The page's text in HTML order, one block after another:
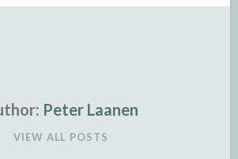
Peter Laanen
VIEW ALL POSTS